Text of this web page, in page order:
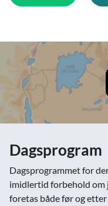
Dagsprogram
Dagsprogrammet for
imidlertid forbehold om
foretas både før og